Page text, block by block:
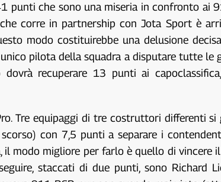
punti che sono una miseria in confronto ai
corre in partnership con Jota Sport è
modo costituirebbe una delusione
pilota della squadra a disputare tutte
recuperare 13 punti ai
Tre equipaggi di tre costruttori differenti
scorso) con 7,5 punti a separare i
modo migliore per farlo è quello di vincere
staccati di due punti, sono Richard